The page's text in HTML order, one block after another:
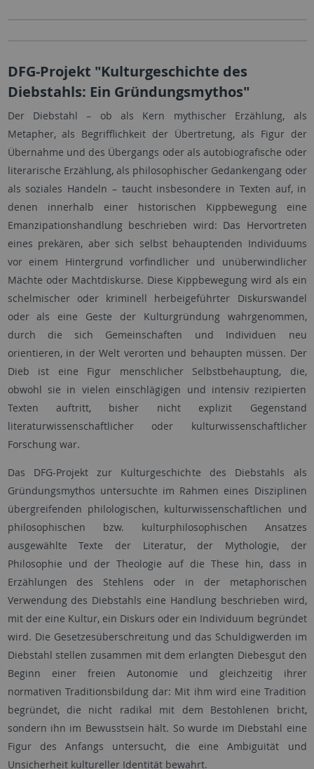
DFG-Projekt "Kulturgeschichte des
Diebstahls: Ein Gründungsmythos"
Der Diebstahl – ob als Kern mythischer Erzählung, als
Metapher, als Begrifflichkeit der Übertretung, als Figur der
Übernahme und des Übergangs oder als autobiografische oder
literarische Erzählung, als philosophischer Gedankengang oder
als soziales Handeln – taucht insbesondere in Texten auf, in
denen innerhalb einer historischen Kippbewegung eine
Emanzipationshandlung beschrieben wird: Das Hervortreten
eines prekären, aber sich selbst behauptenden Individuums
vor einem Hintergrund vorfindlicher und unüberwindlicher
Mächte oder Machtdiskurse. Diese Kippbewegung wird als ein
schelmischer oder kriminell herbeigeführter Diskurswandel
oder als eine Geste der Kulturgründung wahrgenommen,
durch die sich Gemeinschaften und Individuen neu
orientieren, in der Welt verorten und behaupten müssen. Der
Dieb ist eine Figur menschlicher Selbstbehauptung, die,
obwohl sie in vielen einschlägigen und intensiv rezipierten
Texten auftritt, bisher nicht explizit Gegenstand
literaturwissenschaftlicher oder kulturwissenschaftlicher
Forschung war.
Das DFG-Projekt zur Kulturgeschichte des Diebstahls als
Gründungsmythos untersuchte im Rahmen eines Disziplinen
übergreifenden philologischen, kulturwissenschaftlichen und
philosophischen bzw. kulturphilosophischen Ansatzes
ausgewählte Texte der Literatur, der Mythologie, der
Philosophie und der Theologie auf die These hin, dass in
Erzählungen des Stehlens oder in der metaphorischen
Verwendung des Diebstahls eine Handlung beschrieben wird,
mit der eine Kultur, ein Diskurs oder ein Individuum begründet
wird. Die Gesetzesüberschreitung und das Schuldigwerden im
Diebstahl stellen zusammen mit dem erlangten Diebesgut den
Beginn einer freien Autonomie und gleichzeitig ihrer
normativen Traditionsbildung dar: Mit ihm wird eine Tradition
begründet, die nicht radikal mit dem Bestohlenen bricht,
sondern ihn im Bewusstsein hält. So wurde im Diebstahl eine
Figur des Anfangs untersucht, die eine Ambiguität und
Unsicherheit kultureller Identität bewahrt.